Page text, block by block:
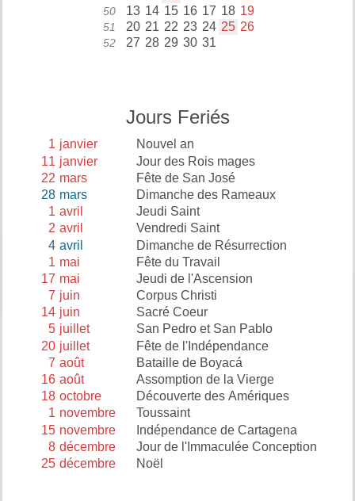
50 13 14 15 16 17 18 19
51 20 21 22 23 24 25 26
52 27 28 29 30 31
Jours Feriés
1 janvier
Nouvel an
11 janvier
Jour des Rois mages
22 mars
Fête de San José
28 mars
Dimanche des Rameaux
1 avril
Jeudi Saint
2 avril
Vendredi Saint
4 avril
Dimanche de Résurrection
1 mai
Fête du Travail
17 mai
Jeudi de l'Ascension
7 juin
Corpus Christi
14 juin
Sacré Coeur
5 juillet
San Pedro et San Pablo
20 juillet
Fête de l'Indépendance
7 août
Bataille de Boyacá
16 août
Assomption de la Vierge
18 octobre
Découverte des Amériques
1 novembre
Toussaint
15 novembre
Indépendance de Cartagena
8 décembre
Jour de l'Immaculée Conception
25 décembre Noël